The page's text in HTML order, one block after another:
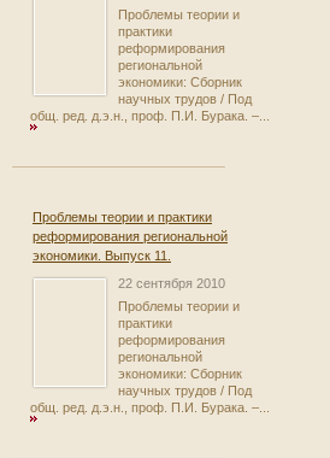
Проблемы теории и
практики
реформирования
региональной
экономики: Сборник
научных трудов / Под
общ. ред. д.э.н., проф. П.И. Бурака. –...
Проблемы теории и практики
реформирования региональной
экономики. Выпуск 11.
22 сентября 2010
Проблемы теории и
практики
реформирования
региональной
экономики: Сборник
научных трудов / Под
общ. ред. д.э.н., проф. П.И. Бурака. –...